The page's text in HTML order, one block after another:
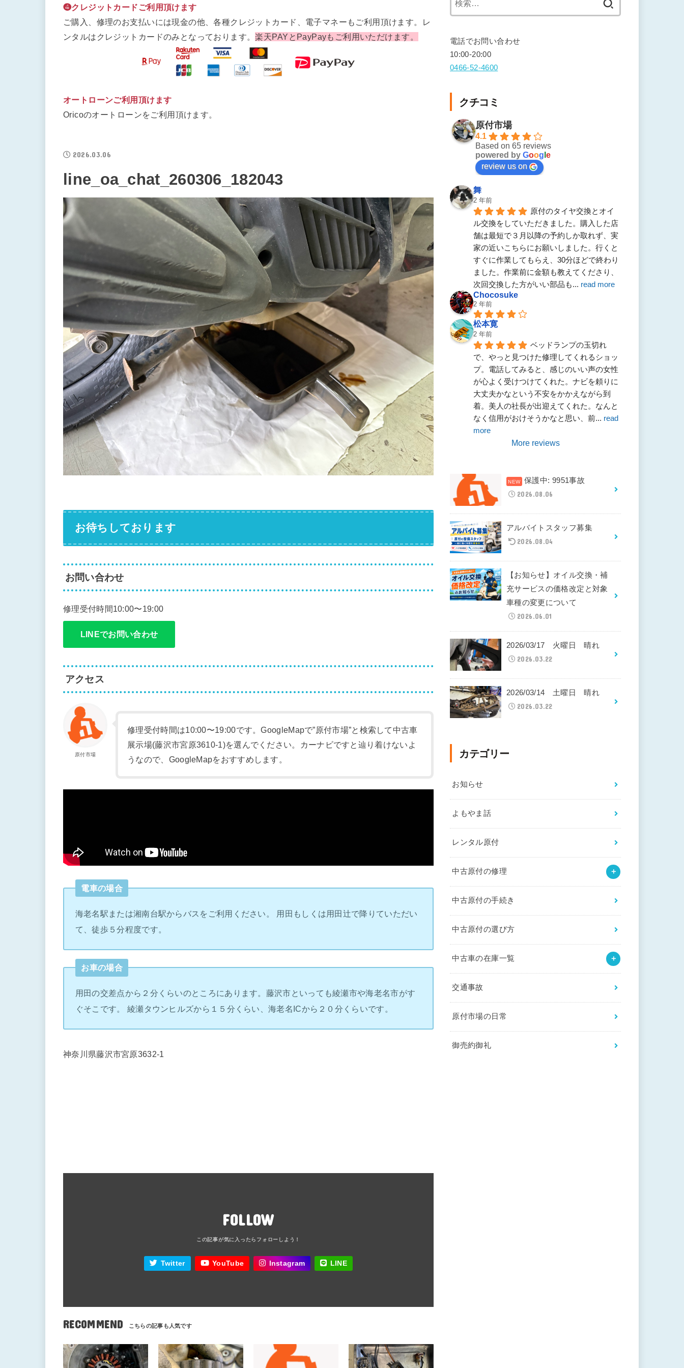
❹クレジットカードご利用頂けます
ご購入、修理のお支払いには現金の他、各種クレジットカード、電子マネーもご利用頂けます。レ
ンタルはクレジットカードのみとなっております。楽天PAYとPayPayもご利用いただけます。
オートローンご利用頂けます
Oricoのオートローンをご利用頂けます。
2026.03.06
line_oa_chat_260306_182043
お待ちしております
お問い合わせ
修理受付時間10:00〜19:00
LINEでお問い合わせ
アクセス
原付市場
修理受付時間は10:00〜19:00です。GoogleMapで”原付市場”と検索して中古車
展示場(藤沢市宮原3610-1)を選んでください。カーナビですと辿り着けないよ
うなので、GoogleMapをおすすめします。
電車の場合
海老名駅または湘南台駅からバスをご利用ください。 用田もしくは用田辻で降りていただい
て、徒歩５分程度です。
お車の場合
用田の交差点から２分くらいのところにあります。藤沢市といっても綾瀬市や海老名市がす
ぐそこです。 綾瀬タウンヒルズから１５分くらい、海老名ICから２０分くらいです。
神奈川県藤沢市宮原3632-1
FOLLOW
Twitter YouTube Instagram LINE
RECOMMEND
電話でお問い合わせ
10:00-20:00
0466-52-4600
クチコミ
原付市場
4.1
Based on 65 reviews
powered by Goog e
review us on
舞
2 年前
原付のタイヤ交換とオイ
ル交換をしていただきました。購入した店
舗は最短で３月以降の予約しか取れず、実
家の近いこちらにお願いしました。行くと
すぐに作業してもらえ、30分ほどで終わり
ました。作業前に金額も教えてくださり、
次回交換した方がいい部品も... read more
Chocosuke
2 年前
松本寛
2 年前
ベッドランプの玉切れ
で、やっと見つけた修理してくれるショッ
プ。電話してみると、感じのいい声の女性
が心よく受けつけてくれた。ナビを頼りに
大丈夫かなという不安をかかえながら到
着。美人の社長が出迎えてくれた。なんと
なく信用がおけそうかなと思い、前... read
more
More reviews
保護中: 9951事故
2026.08.06
アルバイトスタッフ募集
2026.08.04
【お知らせ】オイル交換・補
充サービスの価格改定と対象
車種の変更について
2026.06.01
2026/03/17 火曜日 晴れ
2026.03.22
2026/03/14 土曜日 晴れ
2026.03.22
カテゴリー
お知らせ
よもやま話
レンタル原付
中古原付の修理
中古原付の手続き
中古原付の選び方
中古車の在庫一覧
交通事故
原付市場の日常
御売約御礼